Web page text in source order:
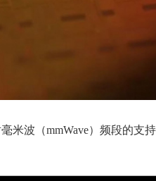
米波（mmWave）频段的支持